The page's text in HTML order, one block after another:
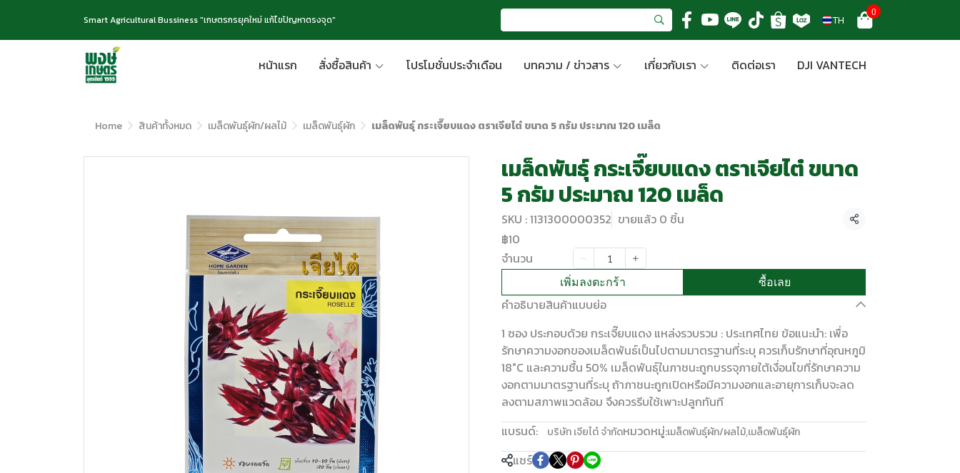
Smart Agricultural Bussiness "เกษตรกรยุคใหม่ แก้ไขปัญหาตรงจุด" TH
0
หน้าแรก สั่งซื้อสินค้า โปรโมชั่นประจำเดือน บทความ / ข่าวสาร เกี่ยวกับเรา ติดต่อเรา DJI VANTECH
Home สินค้าทั้งหมด เมล็ดพันธุ์ผัก/ผลไม้ เมล็ดพันธุ์ผัก เมล็ดพันธุ์ กระเจี๊ยบแดง ตราเจียไต๋ ขนาด 5 กรัม ประมาณ 120 เมล็ด
เมล็ดพันธุ์ กระเจี๊ยบแดง ตราเจียไต๋ ขนาด
5 กรัม ประมาณ 120 เมล็ด
SKU : 1131300000352 ขายแล้ว 0 ชิ้น แชร์
฿10
จำนวน
เพิ่มลงตะกร้า ซื้อเลย
คำอธิบายสินค้าแบบย่อ
1 ซอง ประกอบด้วย กระเจี๊ยบแดง แหล่งรวบรวม : ประเทศไทย ข้อแนะนำ: เพื่อ
รักษาความงอกของเมล็ดพันธ์เป็นไปตามมาตรฐานที่ระบุ ควรเก็บรักษาที่อุณหภูมิ
18°C และความชื้น 50% เมล็ดพันธุ์ในภาชนะถูกบรรจุภายใต้เงื่อนไขที่รักษาความ
งอกตามมาตรฐานที่ระบุ ถ้าภาชนะถูกเปิดหรือมีความงอกและอายุการเก็บจะลด
ลงตามสภาพแวดล้อม จึงควรรีบใช้เพาะปลูกทันที
แบรนด์:
บริษัท เจียไต๋ จำกัดหมวดหมู่:เมล็ดพันธุ์ผัก/ผลไม้,เมล็ดพันธุ์ผัก
แชร์